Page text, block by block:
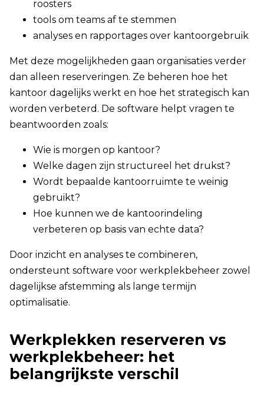
roosters
tools om teams af te stemmen
analyses en rapportages over kantoorgebruik
Met deze mogelijkheden gaan organisaties verder
dan alleen reserveringen. Ze beheren hoe het
kantoor dagelijks werkt en hoe het strategisch kan
worden verbeterd. De software helpt vragen te
beantwoorden zoals:
Wie is morgen op kantoor?
Welke dagen zijn structureel het drukst?
Wordt bepaalde kantoorruimte te weinig
gebruikt?
Hoe kunnen we de kantoorindeling
verbeteren op basis van echte data?
Door inzicht en analyses te combineren,
ondersteunt software voor werkplekbeheer zowel
dagelijkse afstemming als lange termijn
optimalisatie.
Werkplekken reserveren vs
werkplekbeheer: het
belangrijkste verschil